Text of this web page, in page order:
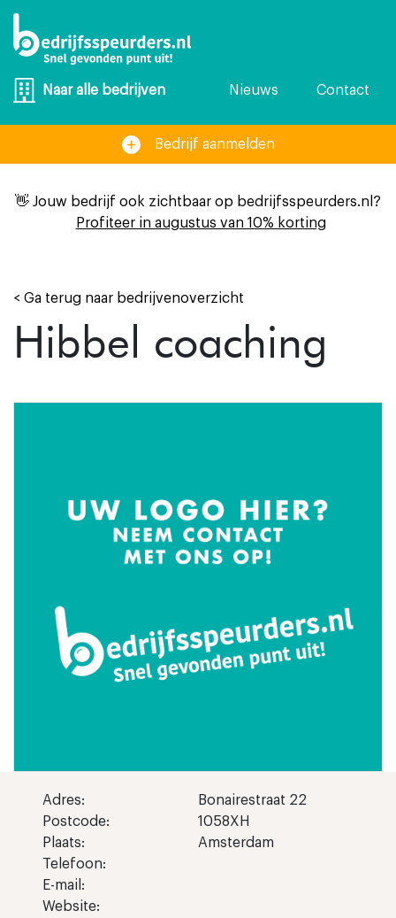
Naar alle bedrijven Nieuws Contact
Bedrijf aanmelden
👋 Jouw bedrijf ook zichtbaar op bedrijfsspeurders.nl?
Profiteer in augustus van 10% korting
< Ga terug naar bedrijvenoverzicht
Hibbel coaching
Adres:
Bonairestraat 22
Postcode:
1058XH
Plaats:
Amsterdam
Telefoon:
E-mail:
Website: